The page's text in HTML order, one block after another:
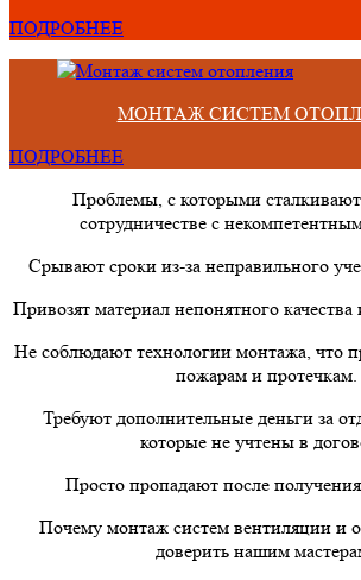
ПОДРОБНЕЕ
МОНТАЖ СИСТЕМ
ПОДРОБНЕЕ
Проблемы, с которыми
сотрудничестве с
Срывают сроки из-за неправильного
Привозят материал непонятного
Не соблюдают технологии монтажа, что
пожарам и протечкам.
Требуют дополнительные деньги за
которые не учтены в
Просто пропадают после
Почему монтаж систем вентиляции и
доверить нашим